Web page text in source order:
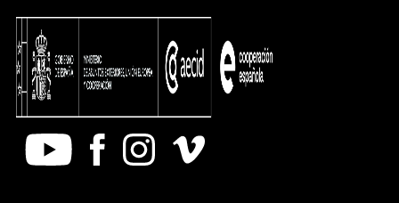
Youtube FacebookInstagram
Vimeo